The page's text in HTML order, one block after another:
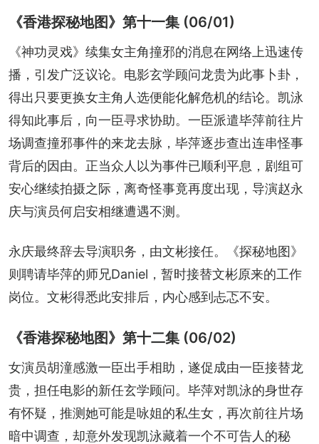
《香港探秘地图》第十一集 (06/01)
《神功灵戏》续集女主角撞邪的消息在网络上迅速传
播，引发广泛议论。电影玄学顾问龙贵为此事卜卦，
得出只要更换女主角人选便能化解危机的结论。凯泳
得知此事后，向一臣寻求协助。一臣派遣毕萍前往片
场调查撞邪事件的来龙去脉，毕萍逐步查出连串怪事
背后的因由。正当众人以为事件已顺利平息，剧组可
安心继续拍摄之际，离奇怪事竟再度出现，导演赵永
庆与演员何启安相继遭遇不测。
永庆最终辞去导演职务，由文彬接任。《探秘地图》
则聘请毕萍的师兄Daniel，暂时接替文彬原来的工作
岗位。文彬得悉此安排后，内心感到忐忑不安。
《香港探秘地图》第十二集 (06/02)
女演员胡潼感激一臣出手相助，遂促成由一臣接替龙
贵，担任电影的新任玄学顾问。毕萍对凯泳的身世存
有怀疑，推测她可能是咏姐的私生女，再次前往片场
暗中调查，却意外发现凯泳藏着一个不可告人的秘